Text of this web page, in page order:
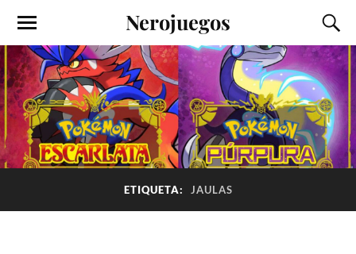
Nerojuegos
ETIQUETA: JAULAS